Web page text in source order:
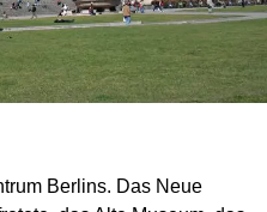
Berlins. Das Neue